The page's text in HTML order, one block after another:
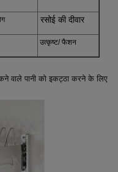
रसोई की दीवार
उत्कृष्ट/ फैशन
वाले पानी को इकट्ठा करने के लिए